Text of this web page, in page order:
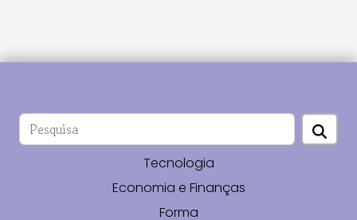
Tecnologia
Economia e Finanças
Forma